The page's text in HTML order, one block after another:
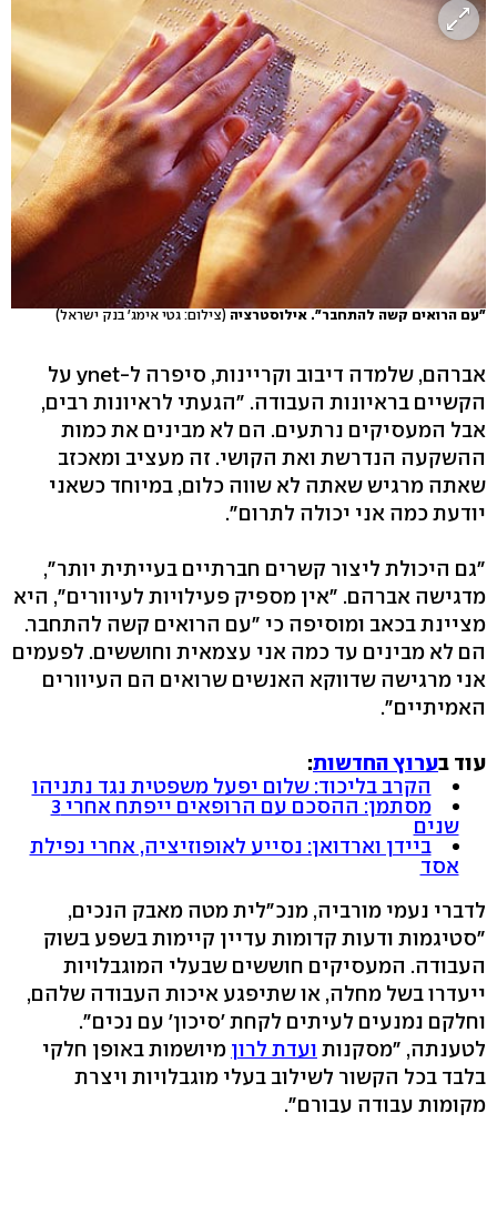
"עם הרואים קשה להתחבר". אילוסטרציה (צילום: גטי אימג' בנק ישראל)
אברהם, שלמדה דיבוב וקריינות, סיפרה ל-ynet על
הקשיים בראיונות העבודה. "הגעתי לראיונות רבים,
אבל המעסיקים נרתעים. הם לא מבינים את כמות
ההשקעה הנדרשת ואת הקושי. זה מעציב ומאכזב
שאתה מרגיש שאתה לא שווה כלום, במיוחד כשאני
יודעת כמה אני יכולה לתרום".
"גם היכולת ליצור קשרים חברתיים בעייתית יותר",
מדגישה אברהם. "אין מספיק פעילויות לעיוורים", היא
מציינת בכאב ומוסיפה כי "עם הרואים קשה להתחבר.
הם לא מבינים עד כמה אני עצמאית וחוששים. לפעמים
אני מרגישה שדווקא האנשים שרואים הם העיוורים
האמיתיים".
עוד בערוץ החדשות:
הקרב בליכוד: שלום יפעל משפטית נגד נתניהו
מסתמן: ההסכם עם הרופאים ייפתח אחרי 3
שנים
ביידן וארדואן: נסייע לאופוזיציה, אחרי נפילת
אסד
לדברי נעמי מורביה, מנכ"לית מטה מאבק הנכים,
"סטיגמות ודעות קדומות עדיין קיימות בשפע בשוק
העבודה. המעסיקים חוששים שבעלי המוגבלויות
ייעדרו בשל מחלה, או שתיפגע איכות העבודה שלהם,
וחלקם נמנעים לעיתים לקחת 'סיכון' עם נכים".
לטענתה, "מסקנות ועדת לרון מיושמות באופן חלקי
בלבד בכל הקשור לשילוב בעלי מוגבלויות ויצרת
מקומות עבודה עבורם".